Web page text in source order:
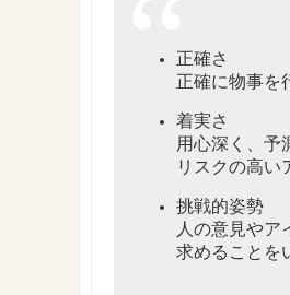
正確さ
正確に物事を
着実さ
用心深く、予
リスクの高い
挑戦的姿勢
人の意見や
求めることを